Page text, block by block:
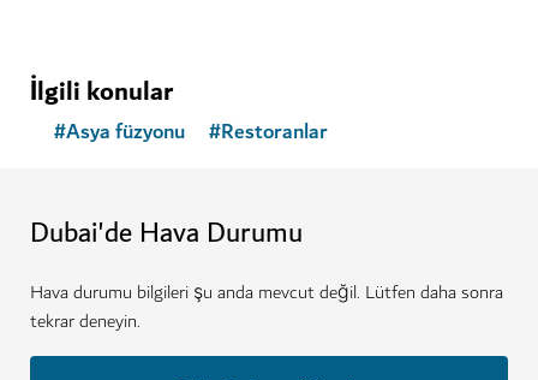
İlgili konular
#Asya füzyonu #Restoranlar
Dubai'de Hava Durumu
Hava durumu bilgileri şu anda mevcut değil. Lütfen daha sonra
tekrar deneyin.